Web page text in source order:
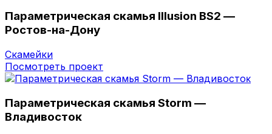
Параметрическая скамья Illusion BS2 —
Ростов-на-Дону
Скамейки
Посмотреть проект
Параметрическая скамья Storm —
Владивостоĸ